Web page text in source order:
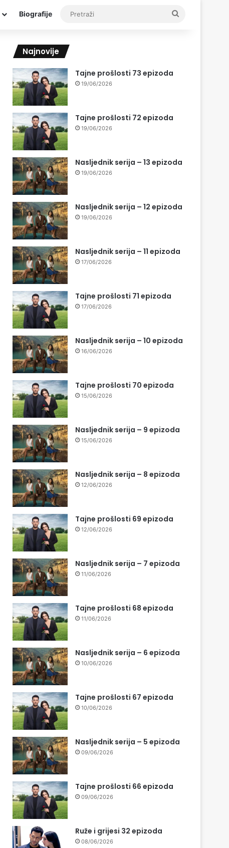
Biografije
Najnovije
Tajne prošlosti 73 epizoda
19/06/2026
Tajne prošlosti 72 epizoda
19/06/2026
Nasljednik serija – 13 epizoda
19/06/2026
Nasljednik serija – 12 epizoda
19/06/2026
Nasljednik serija – 11 epizoda
17/06/2026
Tajne prošlosti 71 epizoda
17/06/2026
Nasljednik serija – 10 epizoda
16/06/2026
Tajne prošlosti 70 epizoda
15/06/2026
Nasljednik serija – 9 epizoda
15/06/2026
Nasljednik serija – 8 epizoda
12/06/2026
Tajne prošlosti 69 epizoda
12/06/2026
Nasljednik serija – 7 epizoda
11/06/2026
Tajne prošlosti 68 epizoda
11/06/2026
Nasljednik serija – 6 epizoda
10/06/2026
Tajne prošlosti 67 epizoda
10/06/2026
Nasljednik serija – 5 epizoda
09/06/2026
Tajne prošlosti 66 epizoda
09/06/2026
Ruže i grijesi 32 epizoda
08/06/2026